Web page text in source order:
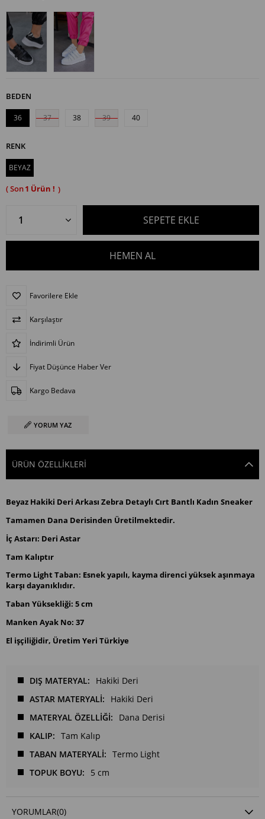
BEDEN
1
36 37 38 39 40
RENK
BEYAZ
Favorilere Ekle
Karşılaştır
İndirimli Ürün
Fiyat Düşünce Haber Ver
Kargo Bedava
YORUM YAZ
ÜRÜN ÖZELLIKLERI
Beyaz Hakiki Deri Arkası Zebra Detaylı Cırt Bantlı Kadın Sneaker
Tamamen Dana Derisinden Üretilmektedir.
İç Astarı: Deri Astar
Tam Kalıptır
Termo Light Taban: Esnek yapılı, kayma direnci yüksek aşınmaya
karşı dayanıklıdır.
Taban Yüksekliği: 5 cm
Manken Ayak No: 37
El işçiliğidir, Üretim Yeri Türkiye
DIŞ MATERYAL
Hakiki Deri
ASTAR MATERYALİ
Hakiki Deri
MATERYAL ÖZELLİĞİ
Dana Derisi
KALIP
Tam Kalıp
TABAN MATERYALİ
Termo Light
TOPUK BOYU
5 cm
YORUMLAR(0)